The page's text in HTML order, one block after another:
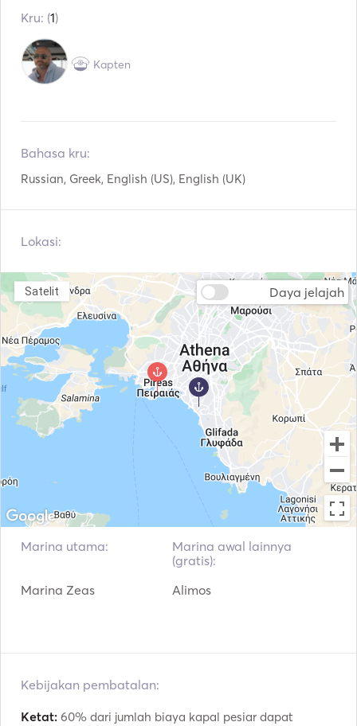
Oven
Mesin Pencuci Piring
WiFi Koneksi Aux
Pemutar DVD
Mesin Cuci Pengering
Pengering Rambut Tabung Tiup / Donat
Tongkat Pancing Peralatan Snorkeling
Kayak Mainan Pantai
Speargun Papan Dayung
Autopilot
Fender
Alat Pemadam
Kebakaran Genggam
Kru: (1)
Kapten
Bahasa kru:
Russian, Greek, English (US), English (UK)
Lokasi:
Daya jelajah
Satelit
Marina utama:
Marina Zeas
Marina awal lainnya
(gratis):
Alimos
Kebijakan pembatalan:
Ketat: 60% dari jumlah biaya kapal pesiar dapat